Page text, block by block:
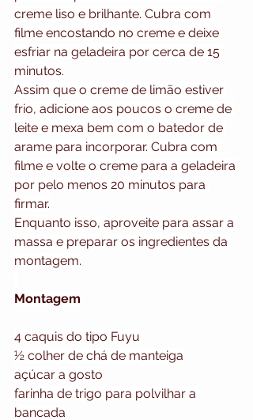
creme liso e brilhante. Cubra com
filme encostando no creme e deixe
esfriar na geladeira por cerca de 15
minutos.
Assim que o creme de limão estiver
frio, adicione aos poucos o creme de
leite e mexa bem com o batedor de
arame para incorporar. Cubra com
filme e volte o creme para a geladeira
por pelo menos 20 minutos para
firmar.
Enquanto isso, aproveite para assar a
massa e preparar os ingredientes da
montagem.
Montagem
4 caquis do tipo Fuyu
½ colher de chá de manteiga
açúcar a gosto
farinha de trigo para polvilhar a
bancada